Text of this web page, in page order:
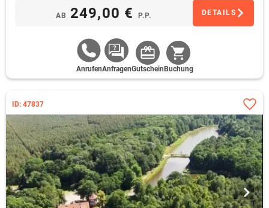
AB 249,00 € P.P. DETAILS
AnrufenAnfragenGutschein Buchung
ID: 47837